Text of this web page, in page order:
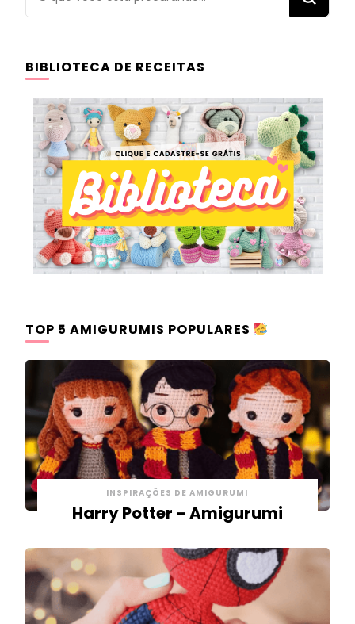
algo?
BIBLIOTECA DE RECEITAS
TOP 5 AMIGURUMIS POPULARES
INSPIRAÇÕES DE AMIGURUMI
Harry Potter – Amigurumi